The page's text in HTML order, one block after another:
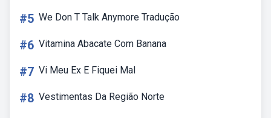
#5 We Don T Talk Anymore Tradução
#6 Vitamina Abacate Com Banana
#7 Vi Meu Ex E Fiquei Mal
#8 Vestimentas Da Região Norte